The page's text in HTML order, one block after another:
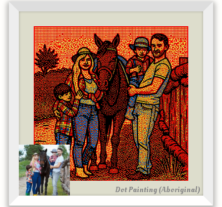
Dot Painting (Aboriginal)